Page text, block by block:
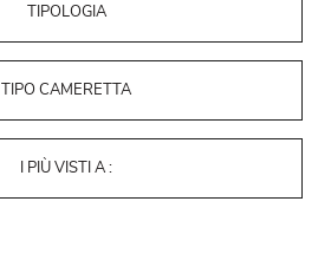
TIPOLOGIA
TIPO CAMERETTA
I PIÙ VISTI A :